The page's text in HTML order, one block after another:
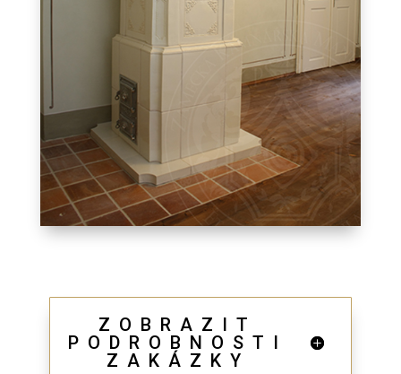
ZOBRAZIT
PODROBNOSTI
ZAKÁZKY